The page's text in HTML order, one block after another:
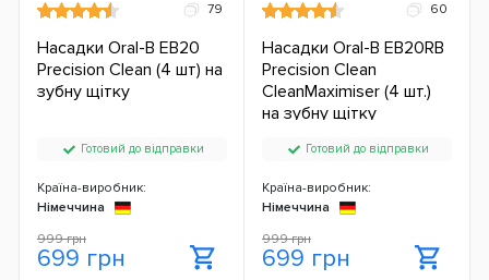
79
Насадки Oral-B EB20
Precision Clean (4 шт) на
зубну щітку
Готовий до відправки
Країна-виробник:
Німеччина
999 грн
699 грн
60
Насадки Oral-B EB20RB
Precision Clean
CleanMaximiser (4 шт.)
на зубну щітку
Готовий до відправки
Країна-виробник:
Німеччина
999 грн
699 грн